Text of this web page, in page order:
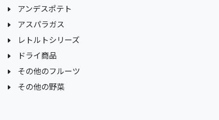
アンデスポテト
アスパラガス
レトルトシリーズ
ドライ商品
その他のフルーツ
その他の野菜